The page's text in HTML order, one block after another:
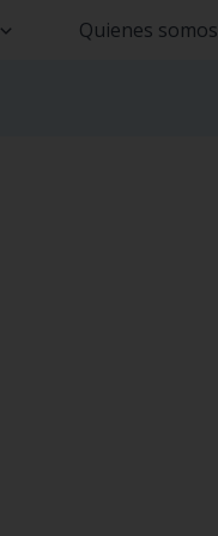
Quienes somos